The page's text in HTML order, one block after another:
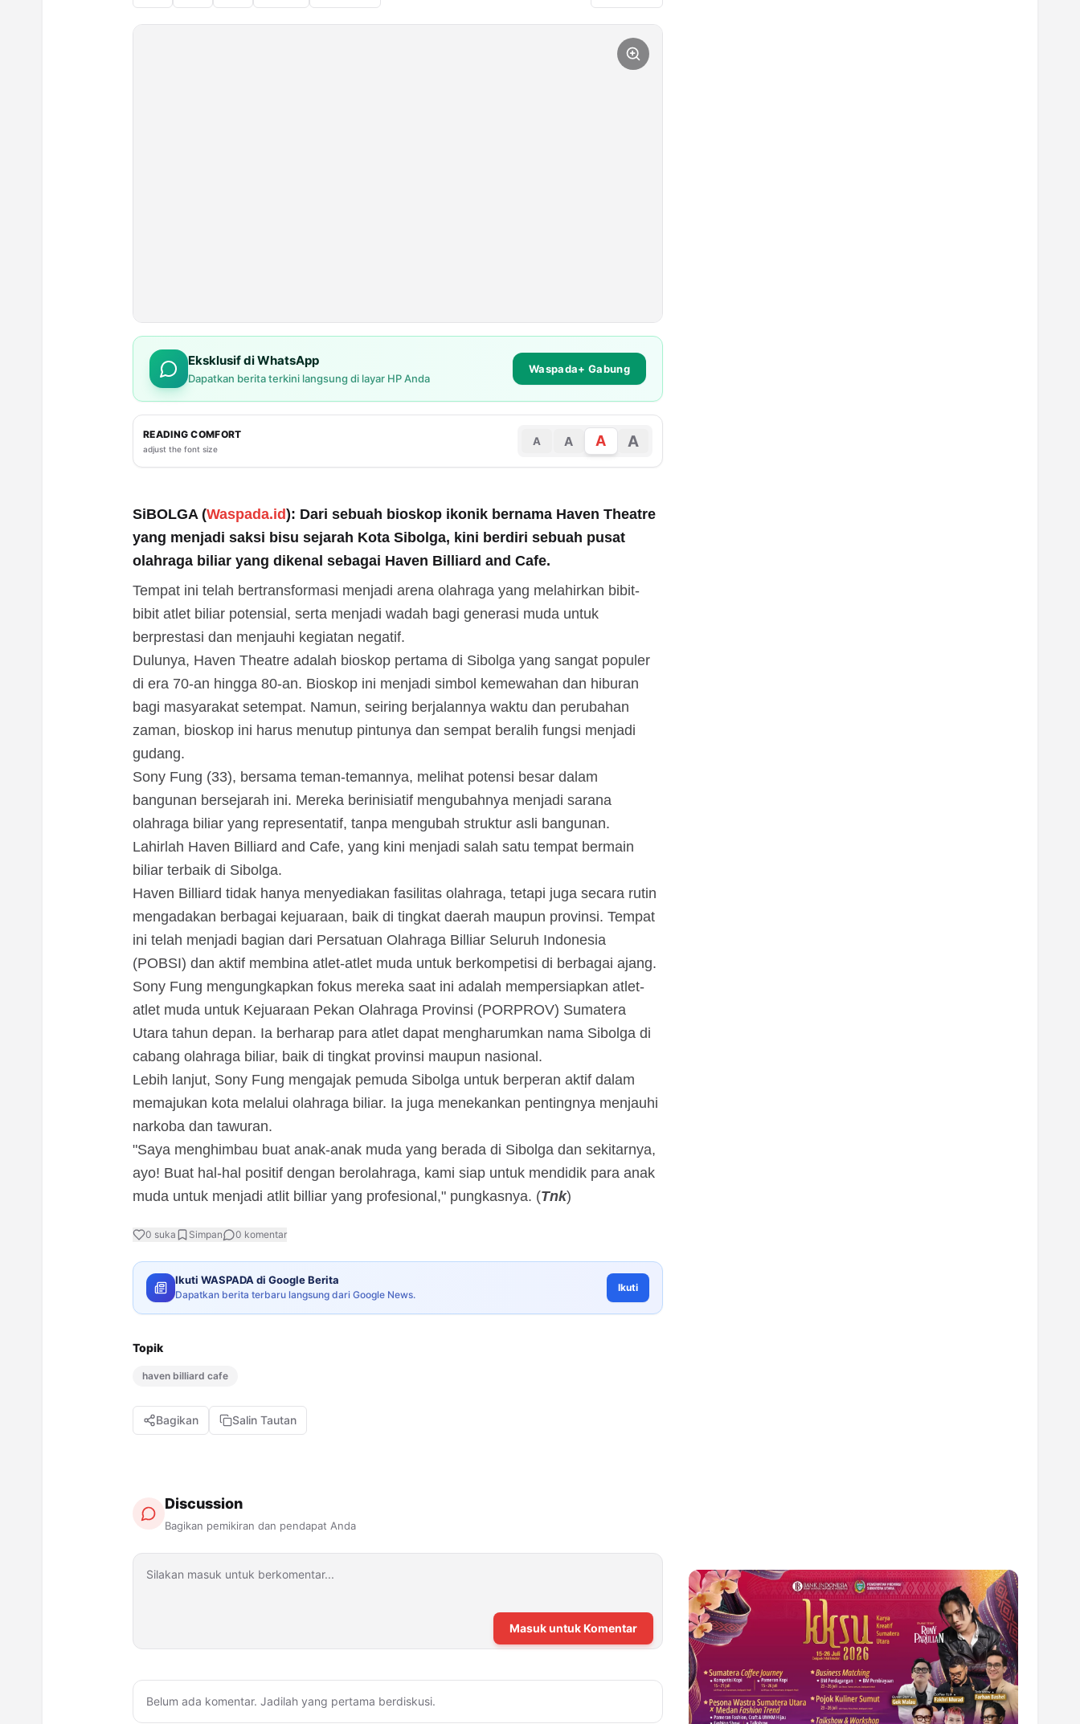
Eksklusif di WhatsApp
Dapatkan berita terkini langsung di layar HP Anda
Waspada+ Gabung
READING COMFORT
adjust the font size
A A A A
SiBOLGA (Waspada.id): Dari sebuah bioskop ikonik bernama Haven Theatre
yang menjadi saksi bisu sejarah Kota Sibolga, kini berdiri sebuah pusat
olahraga biliar yang dikenal sebagai Haven Billiard and Cafe.
Tempat ini telah bertransformasi menjadi arena olahraga yang melahirkan bibit-
bibit atlet biliar potensial, serta menjadi wadah bagi generasi muda untuk
berprestasi dan menjauhi kegiatan negatif.
Dulunya, Haven Theatre adalah bioskop pertama di Sibolga yang sangat populer
di era 70-an hingga 80-an. Bioskop ini menjadi simbol kemewahan dan hiburan
bagi masyarakat setempat. Namun, seiring berjalannya waktu dan perubahan
zaman, bioskop ini harus menutup pintunya dan sempat beralih fungsi menjadi
gudang.
Sony Fung (33), bersama teman-temannya, melihat potensi besar dalam
bangunan bersejarah ini. Mereka berinisiatif mengubahnya menjadi sarana
olahraga biliar yang representatif, tanpa mengubah struktur asli bangunan.
Lahirlah Haven Billiard and Cafe, yang kini menjadi salah satu tempat bermain
biliar terbaik di Sibolga.
Haven Billiard tidak hanya menyediakan fasilitas olahraga, tetapi juga secara rutin
mengadakan berbagai kejuaraan, baik di tingkat daerah maupun provinsi. Tempat
ini telah menjadi bagian dari Persatuan Olahraga Billiar Seluruh Indonesia
(POBSI) dan aktif membina atlet-atlet muda untuk berkompetisi di berbagai ajang.
Sony Fung mengungkapkan fokus mereka saat ini adalah mempersiapkan atlet-
atlet muda untuk Kejuaraan Pekan Olahraga Provinsi (PORPROV) Sumatera
Utara tahun depan. Ia berharap para atlet dapat mengharumkan nama Sibolga di
cabang olahraga biliar, baik di tingkat provinsi maupun nasional.
Lebih lanjut, Sony Fung mengajak pemuda Sibolga untuk berperan aktif dalam
memajukan kota melalui olahraga biliar. Ia juga menekankan pentingnya menjauhi
narkoba dan tawuran.
"Saya menghimbau buat anak-anak muda yang berada di Sibolga dan sekitarnya,
ayo! Buat hal-hal positif dengan berolahraga, kami siap untuk mendidik para anak
muda untuk menjadi atlit billiar yang profesional," pungkasnya. (Tnk)
0 suka Simpan 0 komentar
Ikuti WASPADA di Google Berita
Dapatkan berita terbaru langsung dari Google News.
Ikuti
Topik
haven billiard cafe
Bagikan Salin Tautan
Discussion
Bagikan pemikiran dan pendapat Anda
Masuk untuk Komentar
Belum ada komentar. Jadilah yang pertama berdiskusi.